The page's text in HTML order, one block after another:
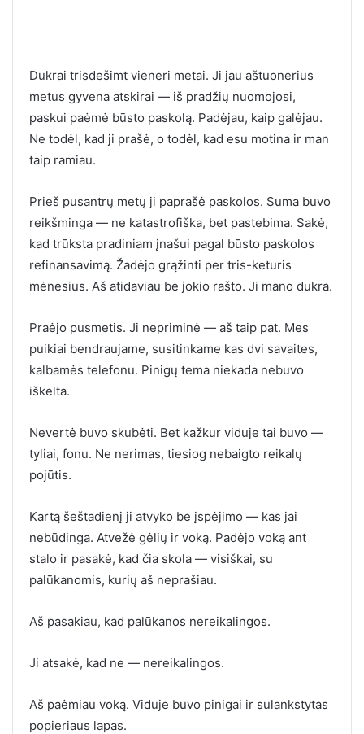
Dukrai trisdešimt vieneri metai. Ji jau aštuonerius
metus gyvena atskirai — iš pradžių nuomojosi,
paskui paėmė būsto paskolą. Padėjau, kaip galėjau.
Ne todėl, kad ji prašė, o todėl, kad esu motina ir man
taip ramiau.
Prieš pusantrų metų ji paprašė paskolos. Suma buvo
reikšminga — ne katastrofiška, bet pastebima. Sakė,
kad trūksta pradiniam įnašui pagal būsto paskolos
refinansavimą. Žadėjo grąžinti per tris-keturis
mėnesius. Aš atidaviau be jokio rašto. Ji mano dukra.
Praėjo pusmetis. Ji nepriminė — aš taip pat. Mes
puikiai bendraujame, susitinkame kas dvi savaites,
kalbamės telefonu. Pinigų tema niekada nebuvo
iškelta.
Nevertė buvo skubėti. Bet kažkur viduje tai buvo —
tyliai, fonu. Ne nerimas, tiesiog nebaigto reikalų
pojūtis.
Kartą šeštadienį ji atvyko be įspėjimo — kas jai
nebūdinga. Atvežė gėlių ir voką. Padėjo voką ant
stalo ir pasakė, kad čia skola — visiškai, su
palūkanomis, kurių aš neprašiau.
Aš pasakiau, kad palūkanos nereikalingos.
Ji atsakė, kad ne — nereikalingos.
Aš paėmiau voką. Viduje buvo pinigai ir sulankstytas
popieriaus lapas.